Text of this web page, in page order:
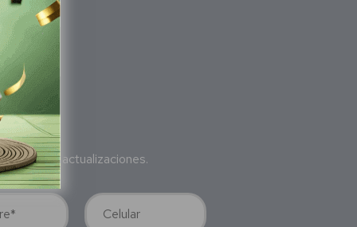
nuestras actualizaciones.